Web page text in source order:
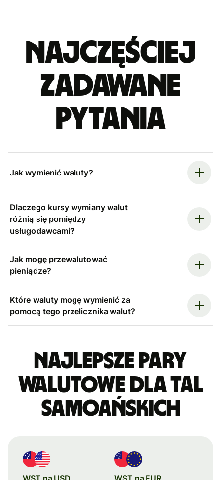
Najczęściej
zadawane
pytania
Jak wymienić waluty?
Dlaczego kursy wymiany walut
różnią się pomiędzy
usługodawcami?
Jak mogę przewalutować
pieniądze?
Które waluty mogę wymienić za
pomocą tego przelicznika walut?
Najlepsze pary
walutowe dla tal
samoańskich
WST na USD WST na EUR